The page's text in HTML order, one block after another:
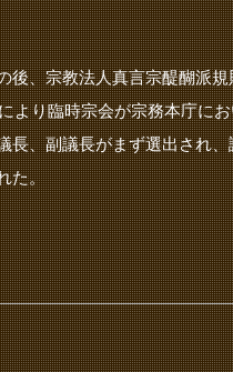
後、宗教法人真言宗醍醐派規
より臨時宗会が宗務本庁に
長、副議長がまず選出され、
た。